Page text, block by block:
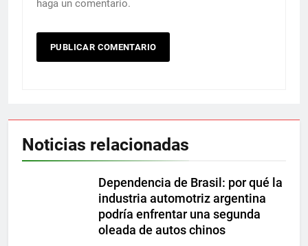
haga un comentario.
Noticias relacionadas
Dependencia de Brasil: por qué la
industria automotriz argentina
podría enfrentar una segunda
oleada de autos chinos